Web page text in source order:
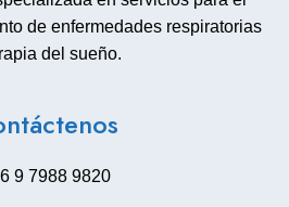
de enfermedades respiratorias
del sueño.
9 7988 9820